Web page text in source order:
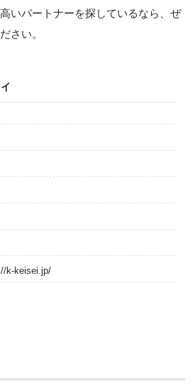
いパートナーを探しているなら、ぜ
さい。
k-keisei.jp/